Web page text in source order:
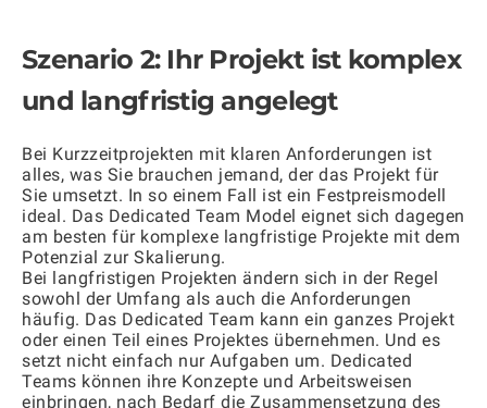
Szenario 2: Ihr Projekt ist komplex
und langfristig angelegt
Bei Kurzzeitprojekten mit klaren Anforderungen ist
alles, was Sie brauchen jemand, der das Projekt für
Sie umsetzt. In so einem Fall ist ein Festpreismodell
ideal. Das Dedicated Team Model eignet sich dagegen
am besten für komplexe langfristige Projekte mit dem
Potenzial zur Skalierung.
Bei langfristigen Projekten ändern sich in der Regel
sowohl der Umfang als auch die Anforderungen
häufig. Das Dedicated Team kann ein ganzes Projekt
oder einen Teil eines Projektes übernehmen. Und es
setzt nicht einfach nur Aufgaben um. Dedicated
Teams können ihre Konzepte und Arbeitsweisen
einbringen, nach Bedarf die Zusammensetzung des